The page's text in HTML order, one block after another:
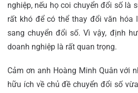
nghiệp, nếu họ coi chuyển đổi số là
rất khó để có thể thay đổi văn hóa
sang chuyển đổi số. Vì vậy, định
doanh nghiệp là rất quan trọng.
Cảm ơn anh Hoàng Minh Quân với
hữu ích về chủ đề chuyển đổi số